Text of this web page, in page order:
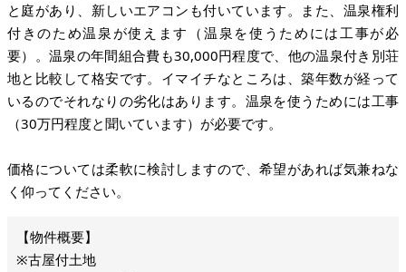
と庭があり、新しいエアコンも付いています。また、温泉権利
付きのため温泉が使えます（温泉を使うためには工事が必
要）。温泉の年間組合費も30,000円程度で、他の温泉付き別荘
地と比較して格安です。イマイチなところは、築年数が経って
いるのでそれなりの劣化はあります。温泉を使うためには工事
（30万円程度と聞いています）が必要です。
価格については柔軟に検討しますので、希望があれば気兼ねな
く仰ってください。
※古屋付土地